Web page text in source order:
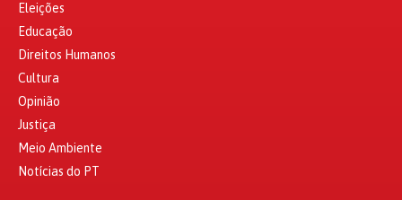
Eleições
Educação
Direitos Humanos
Cultura
Opinião
Justiça
Meio Ambiente
Notícias do PT